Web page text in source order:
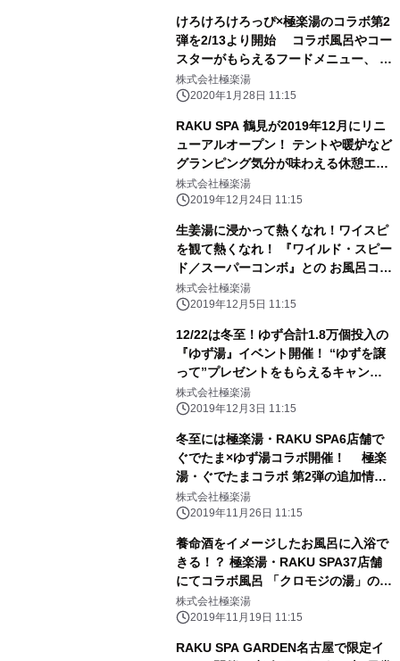
けろけろけろっぴ×極楽湯のコラボ第2
弾を2/13より開始 コラボ風呂やコー
スターがもらえるフードメニュー、 フ
ォトスポットの設置などもりだくさ
ん！
株式会社極楽湯
2020年1月28日 11:15
RAKU SPA 鶴見が2019年12月にリニ
ューアルオープン！ テントや暖炉など
グランピング気分が味わえる休憩エリ
アや 幻想的な空間の岩盤浴などの詳細
情報を公開
株式会社極楽湯
2019年12月24日 11:15
生姜湯に浸かって熱くなれ！ワイスピ
を観て熱くなれ！ 『ワイルド・スピー
ド／スーパーコンボ』との お風呂コラ
ボ生姜湯を12/16～極楽湯・RAKU
SPA 4店舗で開催
株式会社極楽湯
2019年12月5日 11:15
12/22は冬至！ゆず合計1.8万個投入の
『ゆず湯』イベント開催！ “ゆずを譲
って”プレゼントをもらえるキャンペ
ーンや 「ぐでたま」とのコラボ等、関
連イベントも実施 ～極楽湯36店舗に
株式会社極楽湯
2019年12月3日 11:15
冬至には極楽湯・RAKU SPA6店舗で
ぐでたま×ゆず湯コラボ開催！ 極楽
湯・ぐでたまコラボ 第2弾の追加情報
も発表
株式会社極楽湯
2019年11月26日 11:15
養命酒をイメージしたお風呂に入浴で
きる！？ 極楽湯・RAKU SPA37店舗
にてコラボ風呂 「クロモジの湯」の
他、期間限定コラボが登場
株式会社極楽湯
2019年11月19日 11:15
RAKU SPA GARDEN名古屋で限定イ